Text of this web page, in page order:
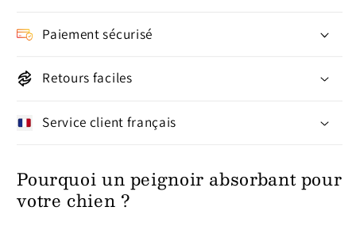
Paiement sécurisé
Retours faciles
Service client français
Pourquoi un peignoir absorbant pour
votre chien ?